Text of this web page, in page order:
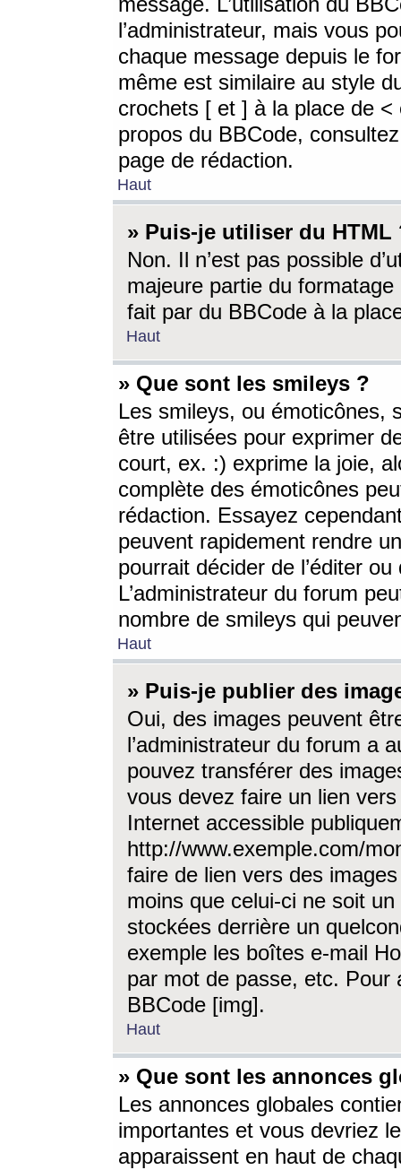
l’administrateur, mais vous
chaque message depuis le
même est similaire au style
crochets [ et ] à la place de <
propos du BBCode,
page de rédaction.
Haut
» Puis-je utiliser du HTML
Non. Il n’est pas possible
majeure partie du
fait par du BBCode à la
Haut
» Que sont les smileys ?
Les smileys, ou émoticônes,
être utilisées pour exprimer
court, ex. :) exprime la joie,
complète des émoticônes
rédaction. Essayez
peuvent rapidement rendre
pourrait décider de l’éditer
L’administrateur du forum
nombre de smileys qui
Haut
» Puis-je publier des
Oui, des images peuvent
l’administrateur du forum a
pouvez transférer des
vous devez faire un lien
Internet accessible
http://www.exemple.com/
faire de lien vers des
moins que celui-ci ne soit
stockées derrière un
exemple les boîtes e-mail
par mot de passe, etc. Pour
BBCode [img].
Haut
» Que sont les annonces
Les annonces globales
importantes et vous devriez
apparaissent en haut de